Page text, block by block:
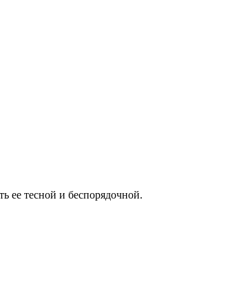
ее тесной и беспорядочной.